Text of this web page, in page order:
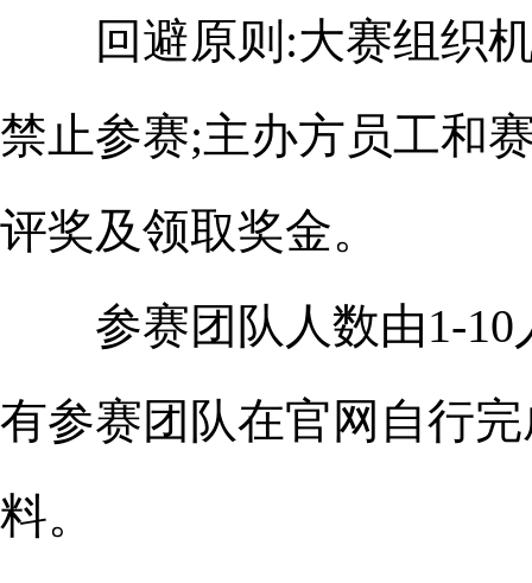
回避原则:大赛组织机
禁止参赛;主办方员工和
评奖及领取奖金。
参赛团队人数由1-10
有参赛团队在官网自行
料。